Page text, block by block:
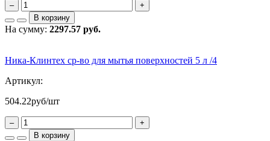
–
+
В корзину
На сумму: 2297.57 руб.
Ника-Клинтех ср-во для мытья поверхностей 5 л /4
Артикул:
504.22руб/шт
–
+
В корзину